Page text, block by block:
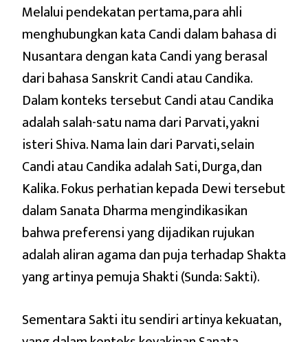
Melalui pendekatan pertama, para ahli
menghubungkan kata Candi dalam bahasa di
Nusantara dengan kata Candi yang berasal
dari bahasa Sanskrit Candi atau Candika.
Dalam konteks tersebut Candi atau Candika
adalah salah-satu nama dari Parvati, yakni
isteri Shiva. Nama lain dari Parvati, selain
Candi atau Candika adalah Sati, Durga, dan
Kalika. Fokus perhatian kepada Dewi tersebut
dalam Sanata Dharma mengindikasikan
bahwa preferensi yang dijadikan rujukan
adalah aliran agama dan puja terhadap Shakta
yang artinya pemuja Shakti (Sunda: Sakti).
Sementara Sakti itu sendiri artinya kekuatan,